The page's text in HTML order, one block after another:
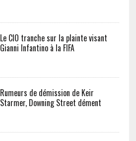
Le CIO tranche sur la plainte visant
Gianni Infantino à la FIFA
Rumeurs de démission de Keir
Starmer, Downing Street dément